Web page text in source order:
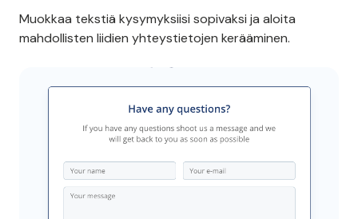
Jos chatbottien vaatima käsikirjoitus tuntuu turhan
työläältä, kokeile perinteisempiä liidien
Muokkaa tekstiä kysymyksiisi sopivaksi ja aloita
mahdollisten liidien yhteystietojen kerääminen.